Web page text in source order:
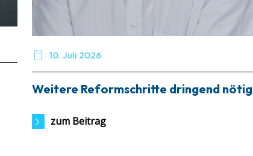
 10. Juli 2026
Weitere Reformschritte dringend nötig
zum Beitrag